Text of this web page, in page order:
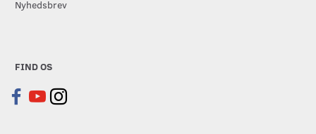
Nyhedsbrev
FIND OS